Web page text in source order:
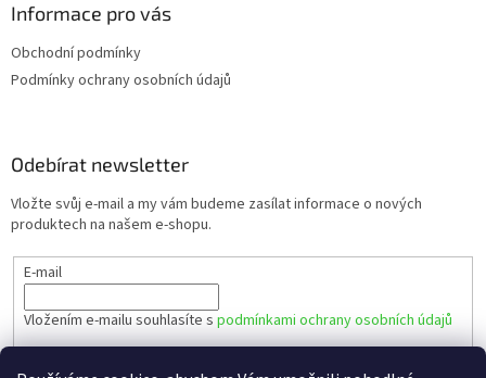
Informace pro vás
Obchodní podmínky
Podmínky ochrany osobních údajů
Odebírat newsletter
Vložte svůj e-mail a my vám budeme zasílat informace o nových
produktech na našem e-shopu.
E-mail
Vložením e-mailu souhlasíte s podmínkami ochrany osobních údajů
PŘIHLÁSIT SE